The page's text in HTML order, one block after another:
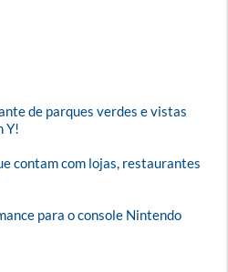
de parques verdes e vistas
Y!
contam com lojas, restaurantes
para o console Nintendo